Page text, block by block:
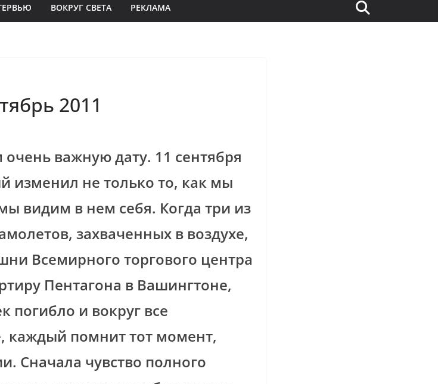
ВОКРУГ СВЕТА РЕКЛАМА
2011
важную дату. 11 сентября
изменил не только то, как мы
видим в нем себя. Когда три из
захваченных в воздухе,
Всемирного торгового центра
Пентагона в Вашингтоне,
погибло и вокруг все
каждый помнит тот момент,
Сначала чувство полного